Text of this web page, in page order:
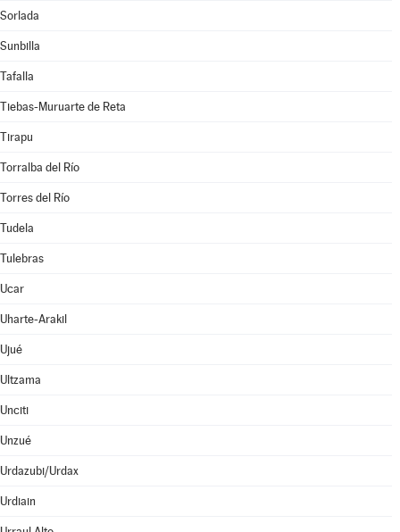
Sorlada
Sunbilla
Tafalla
Tiebas-Muruarte de Reta
Tirapu
Torralba del Río
Torres del Río
Tudela
Tulebras
Ucar
Uharte-Arakil
Ujué
Ultzama
Unciti
Unzué
Urdazubi/Urdax
Urdiain